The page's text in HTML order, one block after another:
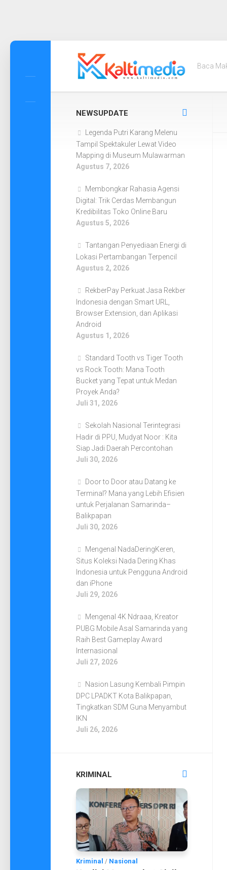
Skip
Baca
NEWSUPDATE
Legenda Putri Karang Melenu
Tampil Spektakuler Lewat Video
Mapping di Museum Mulawarman
Agustus 7, 2026
Membongkar Rahasia Agensi
Digital: Trik Cerdas Membangun
Kredibilitas Toko Online Baru
Agustus 5, 2026
Tantangan Penyediaan Energi di
Lokasi Pertambangan Terpencil
Agustus 2, 2026
RekberPay Perkuat Jasa Rekber
Indonesia dengan Smart URL,
Browser Extension, dan Aplikasi
Android
Agustus 1, 2026
Standard Tooth vs Tiger Tooth
vs Rock Tooth: Mana Tooth
Bucket yang Tepat untuk Medan
Proyek Anda?
Juli 31, 2026
Sekolah Nasional Terintegrasi
Hadir di PPU, Mudyat Noor : Kita
Siap Jadi Daerah Percontohan
Juli 30, 2026
Door to Door atau Datang ke
Terminal? Mana yang Lebih Efisien
untuk Perjalanan Samarinda–
Balikpapan
Juli 30, 2026
Mengenal NadaDeringKeren,
Situs Koleksi Nada Dering Khas
Indonesia untuk Pengguna Android
dan iPhone
Juli 29, 2026
Mengenal 4K Ndraaa, Kreator
PUBG Mobile Asal Samarinda yang
Raih Best Gameplay Award
Internasional
Juli 27, 2026
Nasion Lasung Kembali Pimpin
DPC LPADKT Kota Balikpapan,
Tingkatkan SDM Guna Menyambut
IKN
Juli 26, 2026
KRIMINAL
Kriminal / Nasional